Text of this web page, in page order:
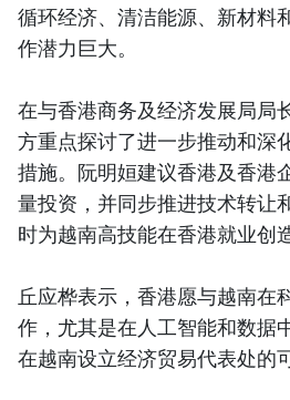
循环经济、清洁能源、新材料
作潜力巨大。
在与香港商务及经济发展局局
方重点探讨了进一步推动和深
措施。阮明姮建议香港及香港
量投资，并同步推进技术转让
时为越南高技能在香港就业创
丘应桦表示，香港愿与越南在
作，尤其是在人工智能和数据
在越南设立经济贸易代表处的